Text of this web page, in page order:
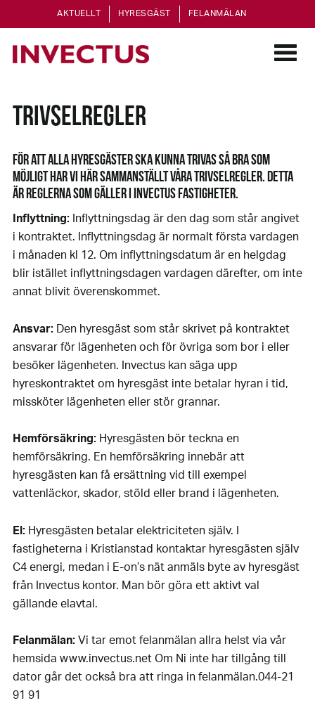
AKTUELLT HYRESGÄST FELANMÄLAN
TRIVSELREGLER
FÖR ATT ALLA HYRESGÄSTER SKA KUNNA TRIVAS SÅ BRA SOM
MÖJLIGT HAR VI HÄR SAMMANSTÄLLT VÅRA TRIVSELREGLER. DETTA
ÄR REGLERNA SOM GÄLLER I INVECTUS FASTIGHETER.
Inflyttning:Inflyttningsdag är den dag som står angivet
i kontraktet. Inflyttningsdag är normalt första vardagen
i månaden kl 12.Om inflyttningsdatumär en helgdag
blir istället inflyttningsdagen vardagen därefter, om inte
annat blivit överenskommet.
Ansvar:Den hyresgäst som står skrivet på kontraktet
ansvarar för lägenheten och för övriga som bor i eller
besöker lägenheten. Invectus kan säga upp
hyreskontraktet om hyresgäst inte betalar hyran i tid,
missköter lägenheten eller stör grannar.
Hemförsäkring:Hyresgästen bör teckna en
hemförsäkring. En hemförsäkring innebär att
hyresgästen kan få ersättning vid till exempel
vattenläckor, skador, stöld eller brand i lägenheten.
El:Hyresgästen betalar elektriciteten själv. I
fastigheterna i Kristianstad kontaktar hyresgästen själv
C4 energi, medan i E-on’s nät anmäls byte av hyresgäst
från Invectus kontor. Man bör göra ett aktivt val
gällande elavtal.
Felanmälan:Vi tar emot felanmälan allra helst via vår
hemsida www.invectus.net Om Ni inte har tillgång till
dator går det också bra att ringa in felanmälan.044-21
91 91